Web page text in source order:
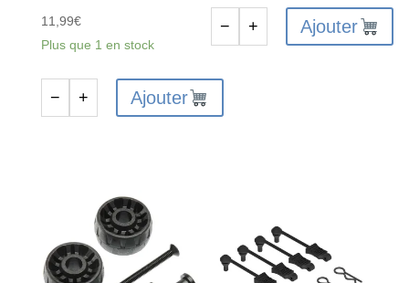
11,99€
Plus que 1 en stock
patins
inférieurs
− + Ajouter
ARA320771
violet
− + Ajouter